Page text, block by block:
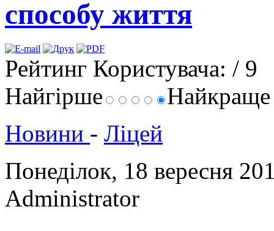
способу життя
Рейтинг Користувача: / 9
Найгірше
Новини - Ліцей
Понеділок, 18 вересня
Administrator